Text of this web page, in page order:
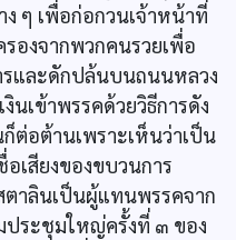
ๆ เพื่อก่อกวนเจ้าหน้าที่
องจากพวกคนรวยเพื่อ
รและดักปล้นบนถนนหลวง
นเข้าพรรคด้วยวิธีการดัง
ต่อต้านเพราะเห็นว่าเป็น
เสียงของขบวนการ
าลินเป็นผู้แทนพรรคจาก
ประชุมใหญ่ครั้งที่ ๓ ของ